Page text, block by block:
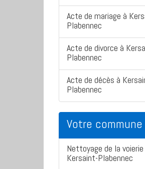
Acte de mariage à
Plabennec
Acte de divorce à
Plabennec
Acte de décès à
Plabennec
Votre commune
Nettoyage de la voierie
Kersaint-Plabennec